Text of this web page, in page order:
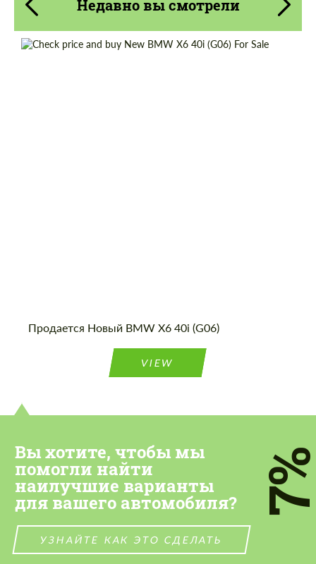
Недавно вы смотрели
Продается Новый BMW X6 40i (G06)
VIEW
Вы хотите, чтобы мы
помогли найти
наилучшие варианты
для вашего автомобиля?
УЗНАЙТЕ КАК ЭТО СДЕЛАТЬ